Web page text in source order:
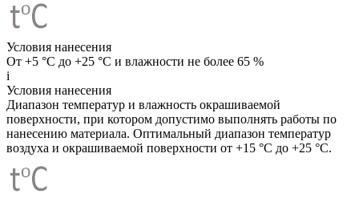
Условия нанесения
От +5 °C до +25 °C и влажности не более 65 %
i
Условия нанесения
Диапазон температур и влажность окрашиваемой
поверхности, при котором допустимо выполнять работы по
нанесению материала. Оптимальный диапазон температур
воздуха и окрашиваемой поверхности от +15 °C до +25 °C.